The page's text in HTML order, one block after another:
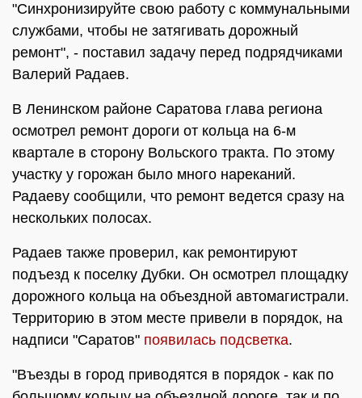
"Синхронизируйте свою работу с коммунальными
службами, чтобы не затягивать дорожный
ремонт", - поставил задачу перед подрядчиками
Валерий Радаев.
В Ленинском районе Саратова глава региона
осмотрел ремонт дороги от кольца на 6-м
квартале в сторону Вольского тракта. По этому
участку у горожан было много нареканий.
Радаеву сообщили, что ремонт ведется сразу на
нескольких полосах.
Радаев также проверил, как ремонтируют
подъезд к поселку Дубки. Он осмотрел площадку
дорожного кольца на объездной автомагистрали.
Территорию в этом месте привели в порядок, на
надписи "Саратов" появилась подсветка.
"Въезды в город приводятся в порядок - как по